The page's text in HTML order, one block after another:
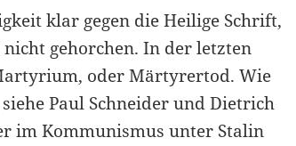
klar gegen die Heilige Schrift,
gehorchen. In der letzten
oder Märtyrertod. Wie
Paul Schneider und Dietrich
im Kommunismus unter Stalin